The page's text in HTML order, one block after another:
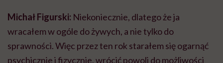
Michał Figurski: Niekoniecznie, dlatego że ja
wracałem w ogóle do żywych, a nie tylko do
sprawności. Więc przez ten rok starałem się ogarnąć
psychicznie i fizycznie, wrócić powoli do możliwości